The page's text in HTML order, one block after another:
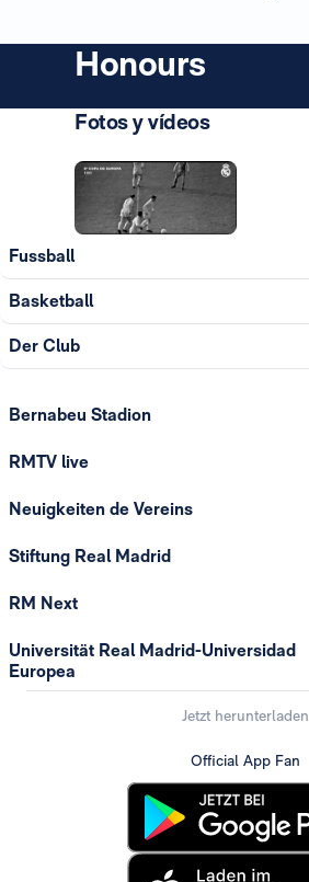
Honours
Fotos y vídeos
Fussball
Basketball
Der Club
Bernabeu Stadion
RMTV live
Neuigkeiten de Vereins
Stiftung Real Madrid
RM Next
Universität Real Madrid-Universidad
Europea
Jetzt herunterladen
Official App Fan